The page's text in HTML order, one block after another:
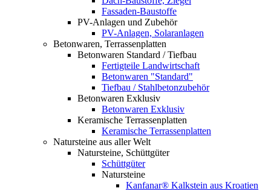
Fassaden-Baustoffe
PV-Anlagen und Zubehör
PV-Anlagen, Solaranlagen
Betonwaren, Terrassenplatten
Betonwaren Standard / Tiefbau
Fertigteile Landwirtschaft
Betonwaren "Standard"
Tiefbau / Stahlbetonzubehör
Betonwaren Exklusiv
Betonwaren Exklusiv
Keramische Terrassenplatten
Keramische Terrassenplatten
Natursteine aus aller Welt
Natursteine, Schüttgüter
Schüttgüter
Natursteine
Kanfanar® Kalkstein aus Kroatien